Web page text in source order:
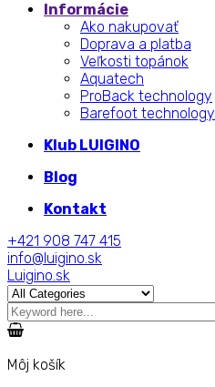
Informácie
Ako nakupovať
Doprava a platba
Veľkosti topánok
Aquatech
ProBack technology
Barefoot technology
Klub LUIGINO
Blog
Kontakt
+421 908 747 415
info@luigino.sk
Luigino.sk
Môj košík